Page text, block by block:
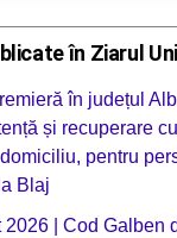
în Ziarul
în județul
și recuperare
pentru
Blaj
2026 | Cod Galben